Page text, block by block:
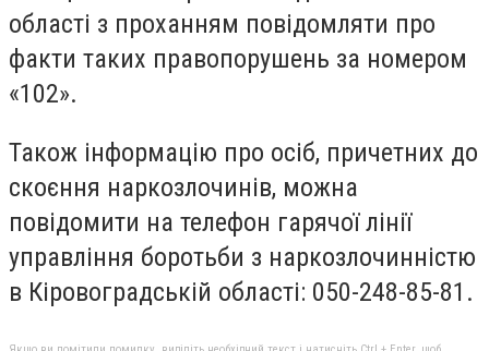
області з проханням повідомляти про
факти таких правопорушень за номером
«102».
Також інформацію про осіб, причетних до
скоєння наркозлочинів, можна
повідомити на телефон гарячої лінії
управління боротьби з наркозлочинністю
в Кіровоградській області: 050-248-85-81.